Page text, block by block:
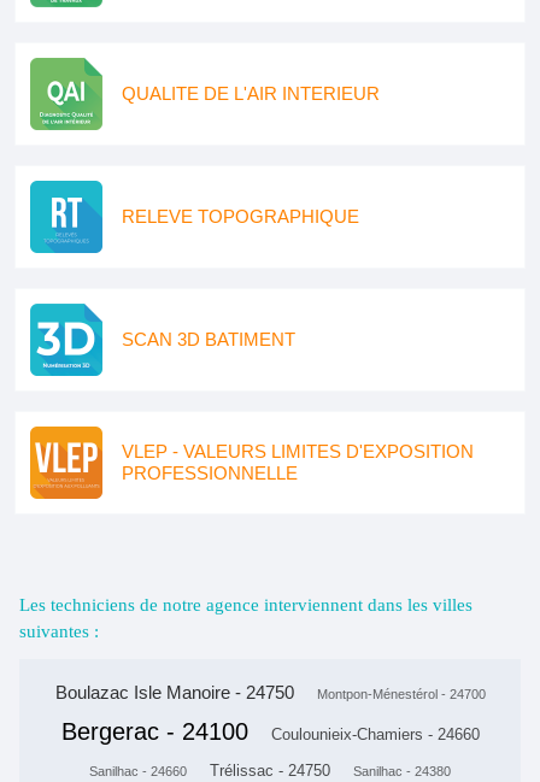
QUALITE DE L'AIR INTERIEUR
RELEVE TOPOGRAPHIQUE
SCAN 3D BATIMENT
VLEP - VALEURS LIMITES D'EXPOSITION
PROFESSIONNELLE
Les techniciens de notre agence interviennent dans les villes
suivantes :
Boulazac Isle Manoire - 24750 Montpon-Ménestérol - 24700
Bergerac - 24100 Coulounieix-Chamiers - 24660
Sanilhac - 24660 Trélissac - 24750 Sanilhac - 24380